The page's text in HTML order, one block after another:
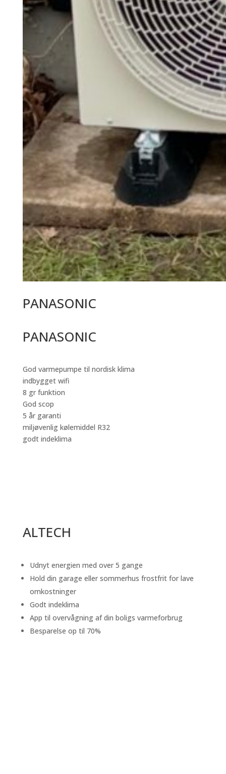
PANASONIC
PANASONIC
God varmepumpe til nordisk klima
indbygget wifi
8 gr funktion
God scop
5 år garanti
miljøvenlig kølemiddel R32
godt indeklima
ALTECH
Udnyt energien med over 5 gange
Hold din garage eller sommerhus frostfrit for lave
omkostninger
Godt indeklima
App til overvågning af din boligs varmeforbrug
Besparelse op til 70%